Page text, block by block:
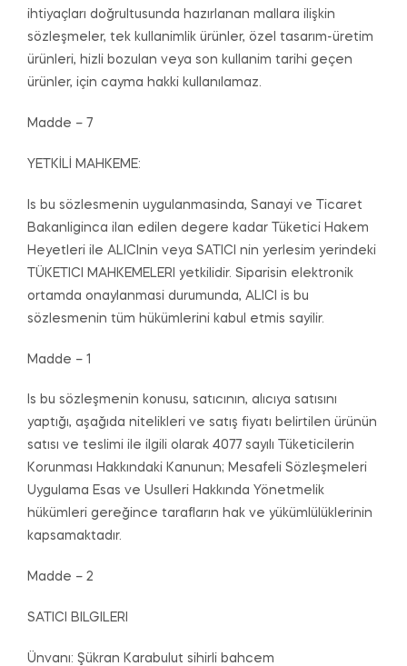
ihtiyaçları doğrultusunda hazırlanan mallara ilişkin
sözleşmeler, tek kullanimlik ürünler, özel tasarım-üretim
ürünleri, hizli bozulan veya son kullanim tarihi geçen
ürünler, için cayma hakki kullanılamaz.
Madde – 7
YETKİLİ MAHKEME:
Is bu sözlesmenin uygulanmasinda, Sanayi ve Ticaret
Bakanliginca ilan edilen degere kadar Tüketici Hakem
Heyetleri ile ALICInin veya SATICI nin yerlesim yerindeki
TÜKETICI MAHKEMELERI yetkilidir. Siparisin elektronik
ortamda onaylanmasi durumunda, ALICI is bu
sözlesmenin tüm hükümlerini kabul etmis sayilir.
Madde – 1
Is bu sözleşmenin konusu, satıcının, alıcıya satısını
yaptığı, aşağıda nitelikleri ve satış fiyatı belirtilen ürünün
satısı ve teslimi ile ilgili olarak 4077 sayılı Tüketicilerin
Korunması Hakkındaki Kanunun; Mesafeli Sözleşmeleri
Uygulama Esas ve Usulleri Hakkında Yönetmelik
hükümleri gereğince tarafların hak ve yükümlülüklerinin
kapsamaktadır.
Madde – 2
SATICI BILGILERI
Ünvanı: Şükran Karabulut sihirli bahcem